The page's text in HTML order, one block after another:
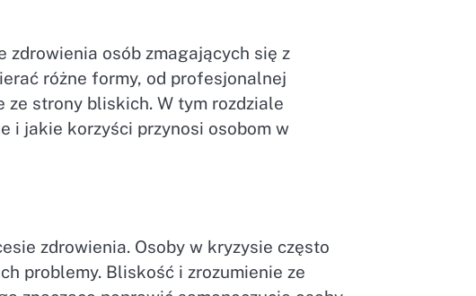
osób zmagających się z
różne formy, od profesjonalnej
ze strony bliskich. W tym rozdziale
i jakie korzyści przynosi osobom w
zdrowienia. Osoby w kryzysie często
problemy. Bliskość i zrozumienie ze